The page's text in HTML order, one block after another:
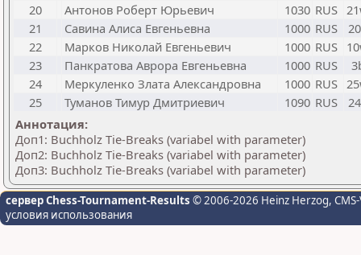
20
Антонов Роберт Юрьевич 1030 RUS
21
Савина Алиса Евгеньевна 1000 RUS
22
Марков Николай Евгеньевич 1000 RUS
23
Панкратова Аврора Евгеньевна 1000 RUS
24
Меркуленко Злата Александровна 1000 RUS
25
Туманов Тимур Дмитриевич 1090 RUS
Аннотация:
Доп1: Buchholz Tie-Breaks (variabel with parameter)
Доп2: Buchholz Tie-Breaks (variabel with parameter)
Доп3: Buchholz Tie-Breaks (variabel with parameter)
сервер Chess-Tournament-Results © 2006-2026 Heinz Herzog,
условия использования